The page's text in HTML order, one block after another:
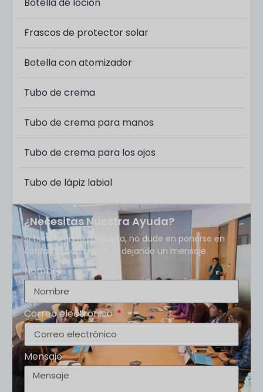
Botella de loción
Frascos de protector solar
Botella con atomizador
Tubo de crema
Tubo de crema para manos
Tubo de crema para los ojos
Tubo de lápiz labial
¿Necesitas Nuestra Ayuda?
Si tiene alguna pregunta, no dude en ponerse en
contacto con nosotros dejando un mensaje.
Nombre
Correo electrónico
Mensaje